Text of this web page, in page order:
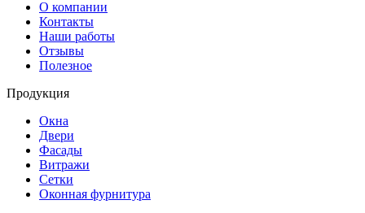
О компании
Контакты
Наши работы
Отзывы
Полезное
Продукция
Окна
Двери
Фасады
Витражи
Сетки
Оконная фурнитура